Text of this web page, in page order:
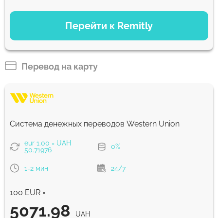
Перейти к Remitly
ВАРИАНТЫ ОПЛАТЫ
Экономный
4988 UAH 5 д
4950 UAH
Комиссия Strumok, всегда 0%
Перевод на карту
Система денежных переводов Western Union
eur 1.00 = UAH
50.71976
0%
1-2 мин 24/7
100 EUR =
5071.98 UAH